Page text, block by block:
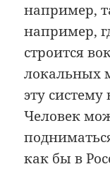
например,
например,
строится
локальных
эту
Человек
как бы в